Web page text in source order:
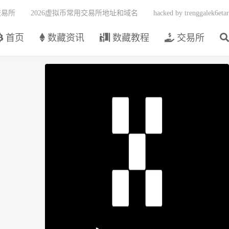
首页 数藏资讯 数藏教程 交易所
所 2026虚拟币常用交易所地址和域名 hacked by trenggalek6etar